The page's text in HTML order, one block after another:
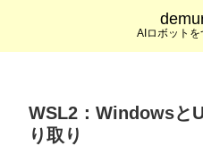
AIロボット
WSL2：Windowsと
り取り